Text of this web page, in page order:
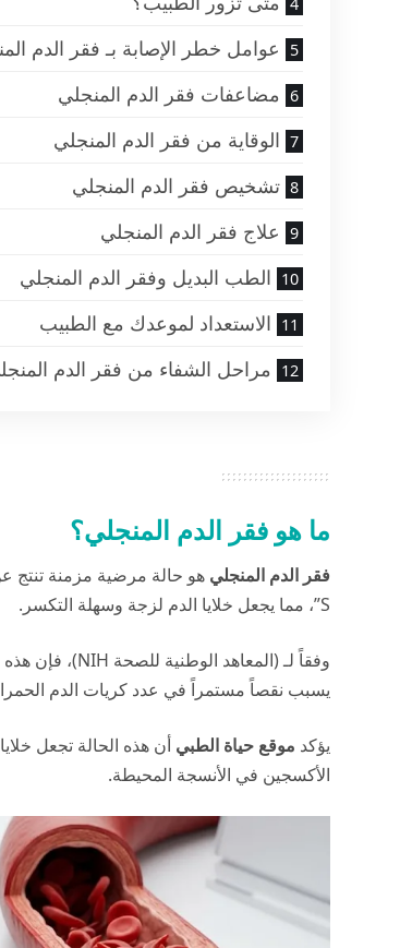
عوامل خطر الإصابة بـ فقر الدم
مضاعفات فقر الدم المنجلي
الوقاية من فقر الدم المنجلي
تشخيص فقر الدم المنجلي
علاج فقر الدم المنجلي
الطب البديل وفقر الدم المنجلي
الاستعداد لموعدك مع الطبيب
مراحل الشفاء من فقر الدم
ما هو فقر الدم المنجلي؟
فقر الدم المنجلي هو حالة مرضية مزمنة تنتج
S”، مما يجعل خلايا الدم لزجة وسهلة التكسر.
وفقاً لـ (المعاهد الوطنية للصحة NIH
)، فإن هذه
يسبب نقصاً مستمراً في عدد كريات الدم
يؤكد موقع حياة الطبي أن هذه الحالة تجعل
الأكسجين في الأنسجة المحيطة.